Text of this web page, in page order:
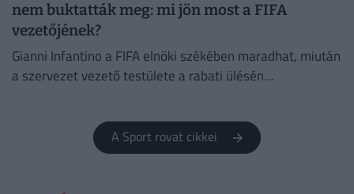
nem buktatták meg: mi jön most a FIFA
vezetőjének?
Gianni Infantino a FIFA elnöki székében maradhat, miután
a szervezet vezető testülete a rabati ülésén
A Sport rovat cikkei